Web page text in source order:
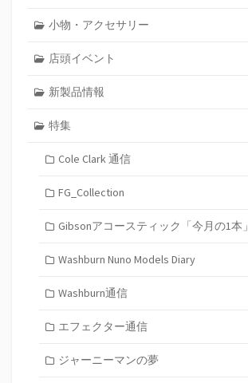
小物・アクセサリー
店頭イベント
新製品情報
特集
Cole Clark 通信
FG_Collection
Gibsonアコースティック「今月の1本」
Washburn Nuno Models Diary
Washburn通信
エフェクター通信
ジャーニーマンの夢